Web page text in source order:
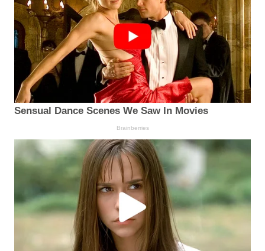
Sensual Dance Scenes We Saw In Movies
Brainberries